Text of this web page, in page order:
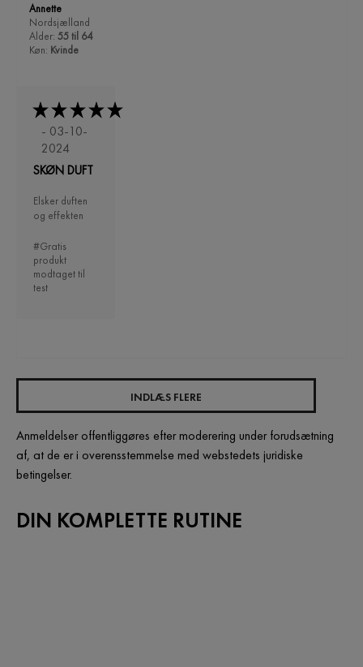
Annette
Nordsjælland
Alder: 55 til 64
Køn: Kvinde
- 03-10-
2024
SKØN DUFT
Elsker duften
og effekten
#Gratis
produkt
modtaget til
test
INDLÆS FLERE
Anmeldelser offentliggøres efter moderering under forudsætning
af, at de er i overensstemmelse med webstedets juridiske
betingelser.
DIN KOMPLETTE RUTINE